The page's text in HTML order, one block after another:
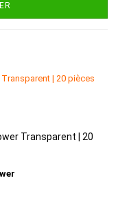
Transparent | 20